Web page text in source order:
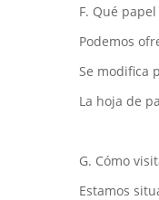
F. Qué
Podemos
Se modifica
La hoja de
G. Cómo
Estamos